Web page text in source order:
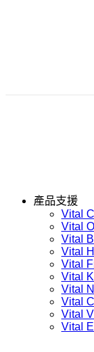
產品支援
Vital
Vital
Vital
Vital
Vital
Vital
Vital
Vital
Vital
Vital